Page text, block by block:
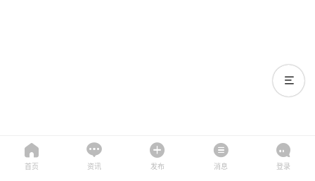
首页 资讯 发布 消息 登录